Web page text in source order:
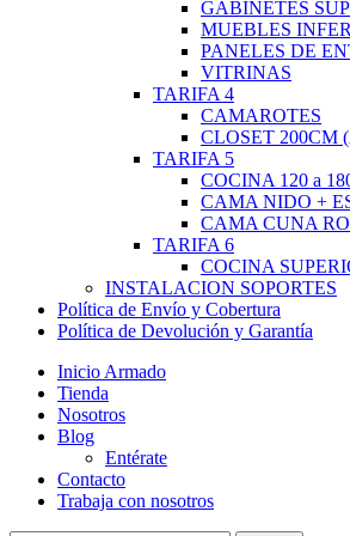
GABINETES
MUEBLES
PANELES DE
VITRINAS
TARIFA 4
CAMAROTES
CLOSET 200CM
TARIFA 5
COCINA 120 a
CAMA NIDO +
CAMA CUNA
TARIFA 6
COCINA
INSTALACION SOPORTES
Política de Envío y Cobertura
Política de Devolución y Garantía
Inicio Armado
Tienda
Nosotros
Blog
Entérate
Contacto
Trabaja con nosotros